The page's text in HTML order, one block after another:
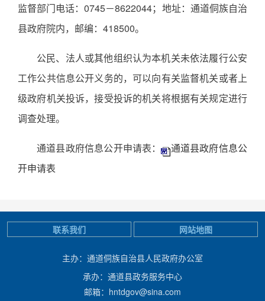
监督部门电话：0745－8622044；地址：通道侗族自治
县政府院内，邮编：418500。
公民、法人或其他组织认为本机关未依法履行公安
工作公共信息公开义务的，可以向有关监督机关或者上
级政府机关投诉，接受投诉的机关将根据有关规定进行
调查处理。
通道县政府信息公开申请表：
通道县政府信息公
开申请表
主办：通道侗族自治县人民政府办公室
承办：通道县政务服务中心
邮箱：hntdgov@sina.com
联系我们 网站地图